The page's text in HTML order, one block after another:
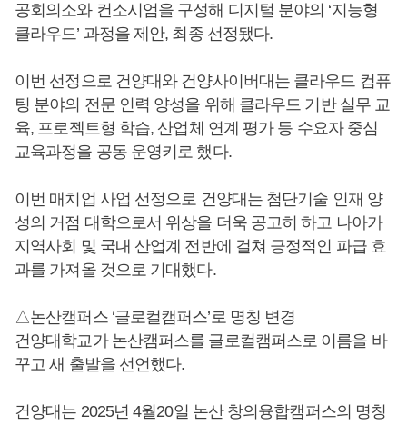
공회의소와 컨소시엄을 구성해 디지털 분야의 ‘지능형
클라우드’ 과정을 제안, 최종 선정됐다.
이번 선정으로 건양대와 건양사이버대는 클라우드 컴퓨
팅 분야의 전문 인력 양성을 위해 클라우드 기반 실무 교
육, 프로젝트형 학습, 산업체 연계 평가 등 수요자 중심
교육과정을 공동 운영키로 했다.
이번 매치업 사업 선정으로 건양대는 첨단기술 인재 양
성의 거점 대학으로서 위상을 더욱 공고히 하고 나아가
지역사회 및 국내 산업계 전반에 걸쳐 긍정적인 파급 효
과를 가져올 것으로 기대했다.
△논산캠퍼스 ‘글로컬캠퍼스’로 명칭 변경
건양대학교가 논산캠퍼스를 글로컬캠퍼스로 이름을 바
꾸고 새 출발을 선언했다.
건양대는 2025년 4월20일 논산 창의융합캠퍼스의 명칭